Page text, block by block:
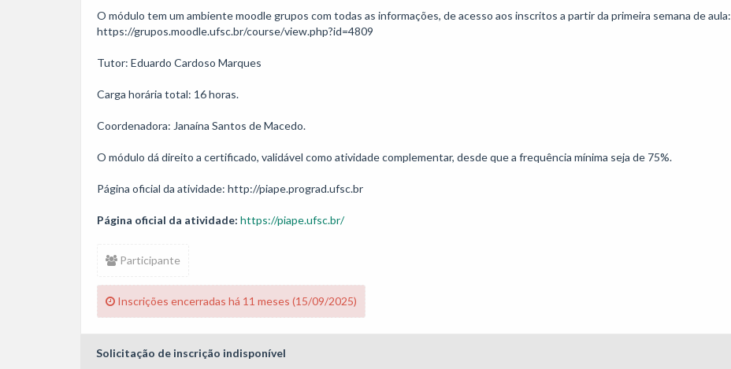
O módulo tem um ambiente moodle grupos com todas as informações, de acesso aos inscritos a partir da primeira semana de aula:
https://grupos.moodle.ufsc.br/course/view.php?id=4809
Tutor: Eduardo Cardoso Marques
Carga horária total: 16 horas.
Coordenadora: Janaína Santos de Macedo.
O módulo dá direito a certificado, validável como atividade complementar, desde que a frequência mínima seja de 75%.
Página oficial da atividade: http://piape.prograd.ufsc.br
Página oficial da atividade: https://piape.ufsc.br/
Participante
Inscrições encerradas há 11 meses (15/09/2025)
Solicitação de inscrição indisponível